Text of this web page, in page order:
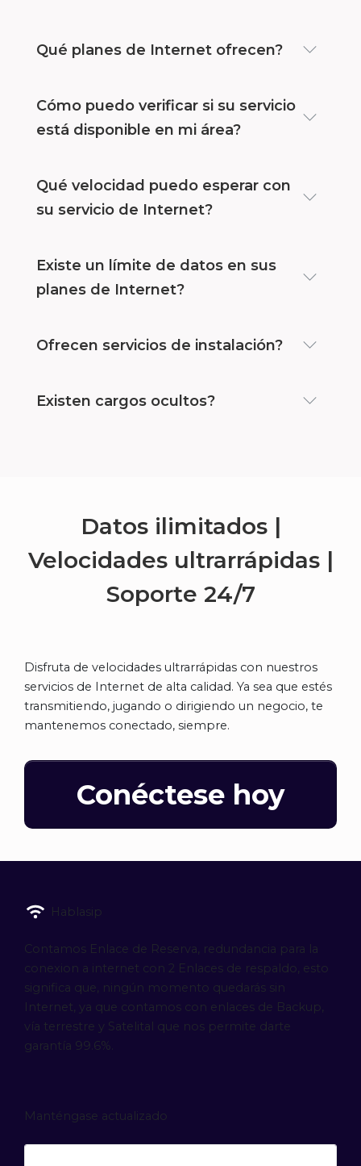
Qué planes de Internet ofrecen?
Cómo puedo verificar si su servicio
está disponible en mi área?
Qué velocidad puedo esperar con
su servicio de Internet?
Existe un límite de datos en sus
planes de Internet?
Ofrecen servicios de instalación?
Existen cargos ocultos?
Datos ilimitados |
Velocidades ultrarrápidas |
Soporte 24/7
Disfruta de velocidades ultrarrápidas con nuestros
servicios de Internet de alta calidad. Ya sea que estés
transmitiendo, jugando o dirigiendo un negocio, te
mantenemos conectado, siempre.
Conéctese hoy
Hablasip
Contamos Enlace de Reserva, redundancia para la
conexion a internet con 2 Enlaces de respaldo, esto
significa que, ningún momento quedarás sin
Internet, ya que contamos con enlaces de Backup,
vía terrestre y Satelital que nos permite darte
garantía 99.6%.
Manténgase actualizado